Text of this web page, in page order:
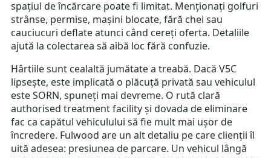
spațiul de încărcare poate fi limitat. Menționați golfuri
strânse, permise, mașini blocate, fără chei sau
cauciucuri deflate atunci când cereți oferta. Detaliile
ajută la colectarea să aibă loc fără confuzie.
Hârtiile sunt cealaltă jumătate a treabă. Dacă V5C
lipsește, este implicată o plăcuță privată sau vehiculul
este SORN, spuneți mai devreme. O rută clară
authorised treatment facility și dovada de eliminare
fac ca capătul vehiculului să fie mult mai ușor de
încredere. Fulwood are un alt detaliu pe care clienții îl
uită adesea: presiunea de parcare. Un vehicul lângă